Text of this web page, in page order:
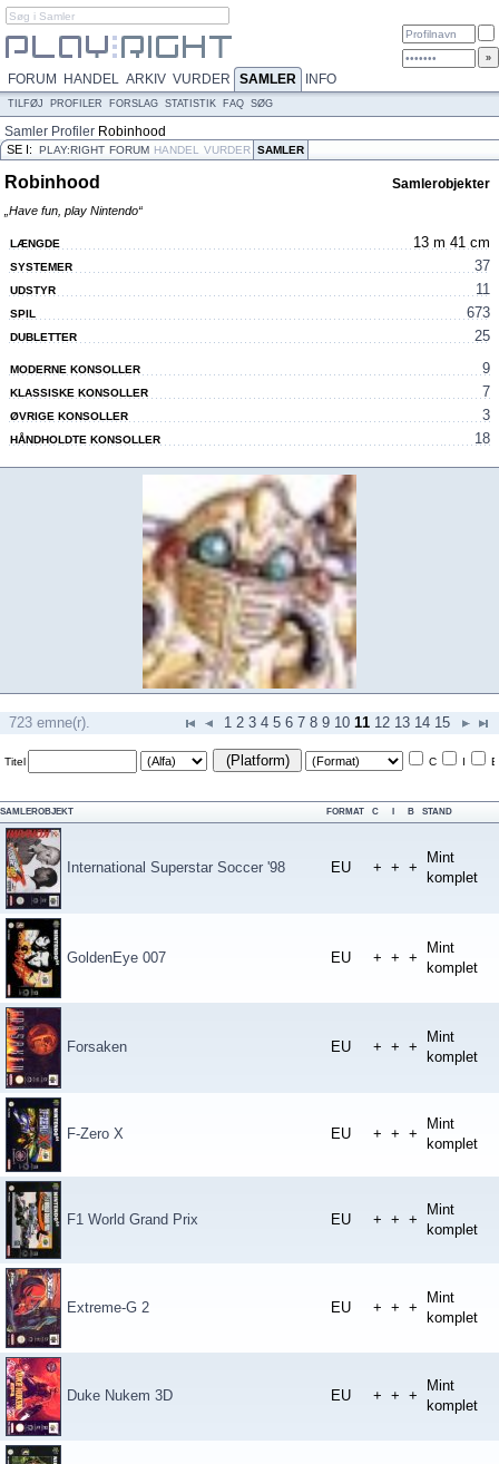
FORUM HANDEL ARKIV VURDER SAMLER INFO
TILFØJ PROFILER FORSLAG STATISTIK FAQ SØG
Samler Profiler Robinhood
SE I: PLAY:RIGHT FORUM HANDEL VURDER SAMLER
Robinhood Samlerobjekter
„Have fun, play Nintendo“
LÆNGDE 13 m 41 cm
SYSTEMER 37
UDSTYR 11
SPIL 673
DUBLETTER 25
MODERNE KONSOLLER 9
KLASSISKE KONSOLLER 7
ØVRIGE KONSOLLER 3
HÅNDHOLDTE KONSOLLER 18
723 emne(r). 1 2 3 4 5 6 7 8 9 10 11 12 13 14 15
Titel (Platform) C I B
SAMLEROBJEKT FORMAT C B STAND
International Superstar Soccer '98 EU + + +
Mint
komplet
GoldenEye 007 EU + + +
Mint
komplet
Forsaken EU + + +
Mint
komplet
F-Zero X EU + + +
Mint
komplet
F1 World Grand Prix EU + + +
Mint
komplet
Extreme-G 2 EU + + +
Mint
komplet
Duke Nukem 3D EU + + +
Mint
komplet